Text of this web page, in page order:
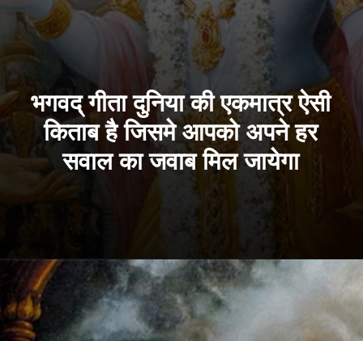
भगवद् गीता दुनिया की एकमात्र ऐसी
किताब है जिसमे आपको अपने हर
सवाल का जवाब मिल जायेगा